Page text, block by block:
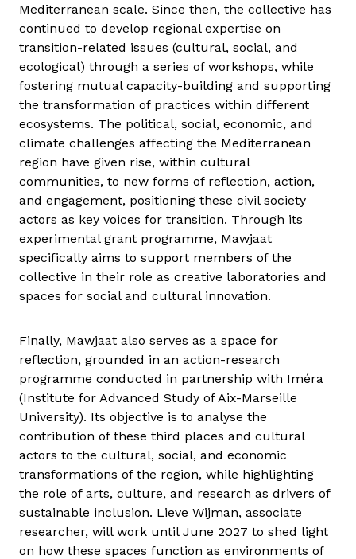
Mediterranean scale. Since then, the collective has
continued to develop regional expertise on
transition-related issues (cultural, social, and
ecological) through a series of workshops, while
fostering mutual capacity-building and supporting
the transformation of practices within different
ecosystems. The political, social, economic, and
climate challenges affecting the Mediterranean
region have given rise, within cultural
communities, to new forms of reflection, action,
and engagement, positioning these civil society
actors as key voices for transition. Through its
experimental grant programme, Mawjaat
specifically aims to support members of the
collective in their role as creative laboratories and
spaces for social and cultural innovation.
Finally, Mawjaat also serves as a space for
reflection, grounded in an action-research
programme conducted in partnership with Iméra
(Institute for Advanced Study of Aix-Marseille
University). Its objective is to analyse the
contribution of these third places and cultural
actors to the cultural, social, and economic
transformations of the region, while highlighting
the role of arts, culture, and research as drivers of
sustainable inclusion. Lieve Wijman, associate
researcher, will work until June 2027 to shed light
on how these spaces function as environments of